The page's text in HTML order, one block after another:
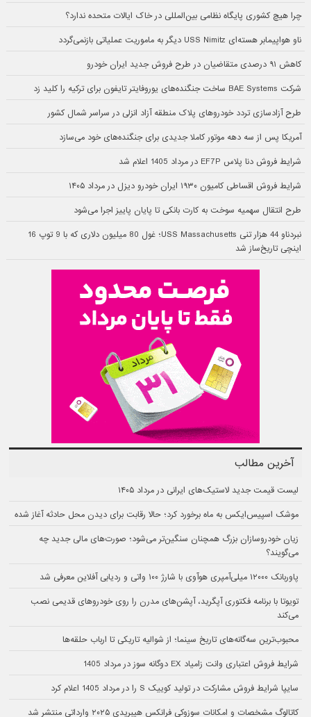
چرا هیچ کشوری پایگاه نظامی بین‌المللی در خاک ایالات متحده ندارد؟
ناو هواپیمابر هسته‌ای USS Nimitz دیگر به ماموریت عملیاتی بازنمی‌گردد
کاهش ۹۱ درصدی متقاضیان در طرح فروش جدید ایران خودرو
شرکت BAE Systems ساخت جنگنده‌های یوروفایتر تایفون برای ترکیه را کلید زد
طرح آزادسازی تردد خودروهای پلاک منطقه آزاد انزلی در سراسر شمال کشور
آمریکا پس از سه دهه موتور کاملا جدیدی برای جنگنده‌های خود می‌سازد
شرایط فروش دنا پلاس EF7P در مرداد 1405 اعلام شد
شرایط فروش اقساطی کامیون ۱۹۳۰ ایران خودرو دیزل در مرداد ۱۴۰۵
طرح انتقال سهمیه سوخت به کارت بانکی تا پایان پاییز اجرا می‌شود
نبردناو 44 هزار تنی USS Massachusetts؛ غول 80 میلیون دلاری که با 9 توپ 16
اینچی تاریخ‌ساز شد
آخرین مطالب
لیست قیمت جدید لاستیک‌های ایرانی در مرداد ۱۴۰۵
موشک اسپیس‌ایکس به ماه برخورد کرد؛ حالا رقابت برای دیدن محل حادثه آغاز شده
زیان خودروسازان بزرگ همچنان سنگین‌تر می‌شود؛ صورت‌های مالی جدید چه
می‌گویند؟
پاوربانک ۱۲۰۰۰ میلی‌آمپری هوآوی با شارژ ۱۰۰ واتی و ردیابی آفلاین معرفی شد
تویوتا با برنامه فکتوری آپگرید، آپشن‌های مدرن را روی خودروهای قدیمی نصب
می‌کند
محبوب‌ترین سه‌گانه‌های تاریخ سینما؛ از شوالیه تاریکی تا ارباب حلقه‌ها
شرایط فروش اعتباری وانت زامیاد EX دوگانه سوز در مرداد 1405
سایپا شرایط فروش مشارکت در تولید کوییک S را در مرداد 1405 اعلام کرد
کاتالوگ مشخصات و امکانات سوزوکی فرانکس هیبریدی ۲۰۲۵ وارداتی منتشر شد